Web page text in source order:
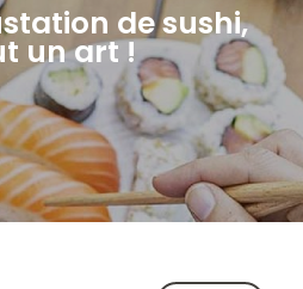
de sushi,
un art !